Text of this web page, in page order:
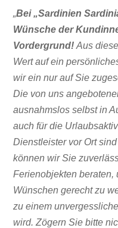
„Bei „Sardinien
Wünsche der
Vordergrund! Aus
Wert auf ein
wir ein nur auf Sie
Die von uns
ausnahmslos selbst in
auch für die
Dienstleister vor Ort
können wir Sie
Ferienobjekten beraten,
Wünschen gerecht zu
zu einem
wird. Zögern Sie bitte